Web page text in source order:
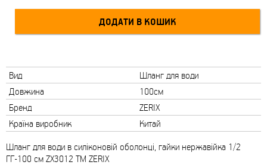
Вид
Шланг для води
Довжина
100см
Бренд
ZERIX
Країна виробник
Китай
Шланг для води в силіконовій оболонці, гайки нержавійка 1/2
ГГ-100 см ZX3012 ТМ ZERIX